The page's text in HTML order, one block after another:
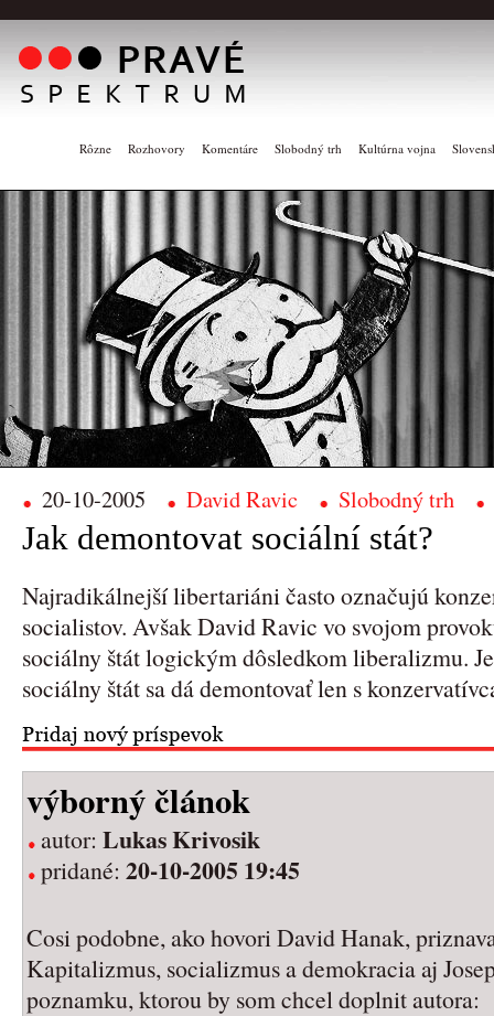
Rôzne Rozhovory Komentáre Slobodný trh Kultúrna vojna
20-10-2005 David Ravic Slobodný trh
Jak demontovat sociální stát?
Najradikálnejší libertariáni často označujú
socialistov. Avšak David Ravic vo svojom
sociálny štát logickým dôsledkom liberalizmu.
sociálny štát sa dá demontovať len s
výborný článok
autor: Lukas Krivosik
pridané: 20-10-2005 19:45
Cosi podobne, ako hovori David Hanak,
Kapitalizmus, socializmus a demokracia aj
poznamku, ktorou by som chcel doplnit autora: